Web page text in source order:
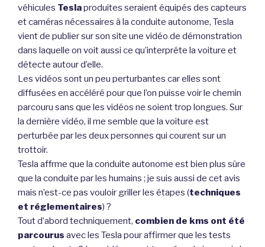
véhicules Teslaproduites seraient équipés des capteurs
et caméras nécessaires à la conduite autonome, Tesla
vient de publier sur son site une vidéo de démonstration
dans laquelle on voit aussi ce qu’interpréte la voiture et
détecte autour d’elle.
Les vidéos sont un peu perturbantes car elles sont
diffusées en accéléré pour que l’on puisse voir le chemin
parcouru sans que les vidéos ne soient trop longues. Sur
la dernière vidéo, il me semble que la voiture est
perturbée par les deux personnes qui courent sur un
trottoir.
Tesla affrme que la conduite autonome est bien plus sûre
que la conduite par les humains ; je suis aussi de cet avis
mais n’est-ce pas vouloir griller les étapes (techniques
et réglementaires) ?
Tout d’abord techniquement, combien de kms ont été
parcourus avec les Tesla pour affirmer que les tests